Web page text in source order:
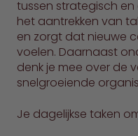
tussen strategisch
het aantrekken van
en zorgt dat nieuwe
voelen. Daarnaast
denk je mee over de
snelgroeiende
Je dagelijkse taken